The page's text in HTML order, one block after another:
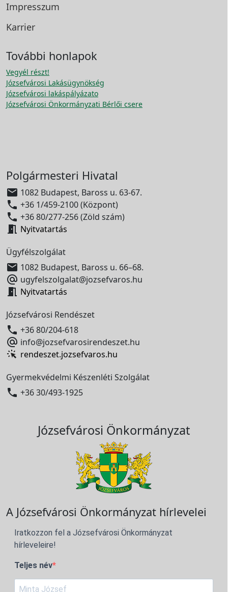
Impresszum
Karrier
További honlapok
Vegyél részt!
Józsefvárosi Lakásügynökség
Józsefvárosi lakáspályázato
Józsefvárosi Önkormányzati Bérlői csere
Polgármesteri Hivatal
 1082 Budapest, Baross u. 63-67.
 +36 1/459-2100 (Központ)
 +36 80/277-256 (Zöld szám)
 Nyitvatartás
Ügyfélszolgálat
 1082 Budapest, Baross u. 66–68.
 ugyfelszolgalat@jozsefvaros.hu
 Nyitvatartás
Józsefvárosi Rendészet
 +36 80/204-618
 info@jozsefvarosirendeszet.hu
rendeszet.jozsefvaros.hu
Gyermekvédelmi Készenléti Szolgálat
 +36 30/493-1925
Józsefvárosi Önkormányzat
A Józsefvárosi Önkormányzat hírlevelei
Iratkozzon fel a Józsefvárosi Önkormányzat
hírleveleire!
Teljes név